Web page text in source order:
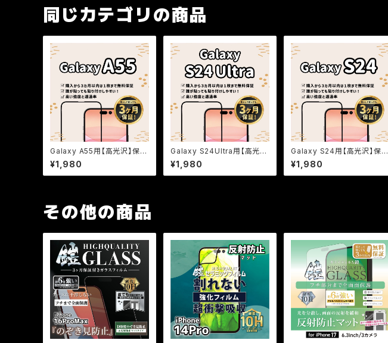
同じカテゴリの商品
Galaxy A55用【高光沢】保証
付きガラスフィルム『鎧』全面フ
ルカバー
¥1,980
Galaxy S24Ultra用【高光
沢】保証付きガラスフィルム
『鎧』全面フルカバー
¥1,980
Galaxy S24用【高光沢】保証
付きガラスフィルム『鎧』全面フ
ルカバー
¥1,980
その他の商品